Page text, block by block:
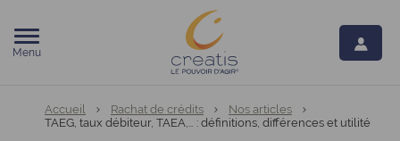
Menu
Vous êtes ici:
Accueil Rachat de crédits
Nos articles
TAEG, taux débiteur, TAEA,… : définitions, différences et utilité